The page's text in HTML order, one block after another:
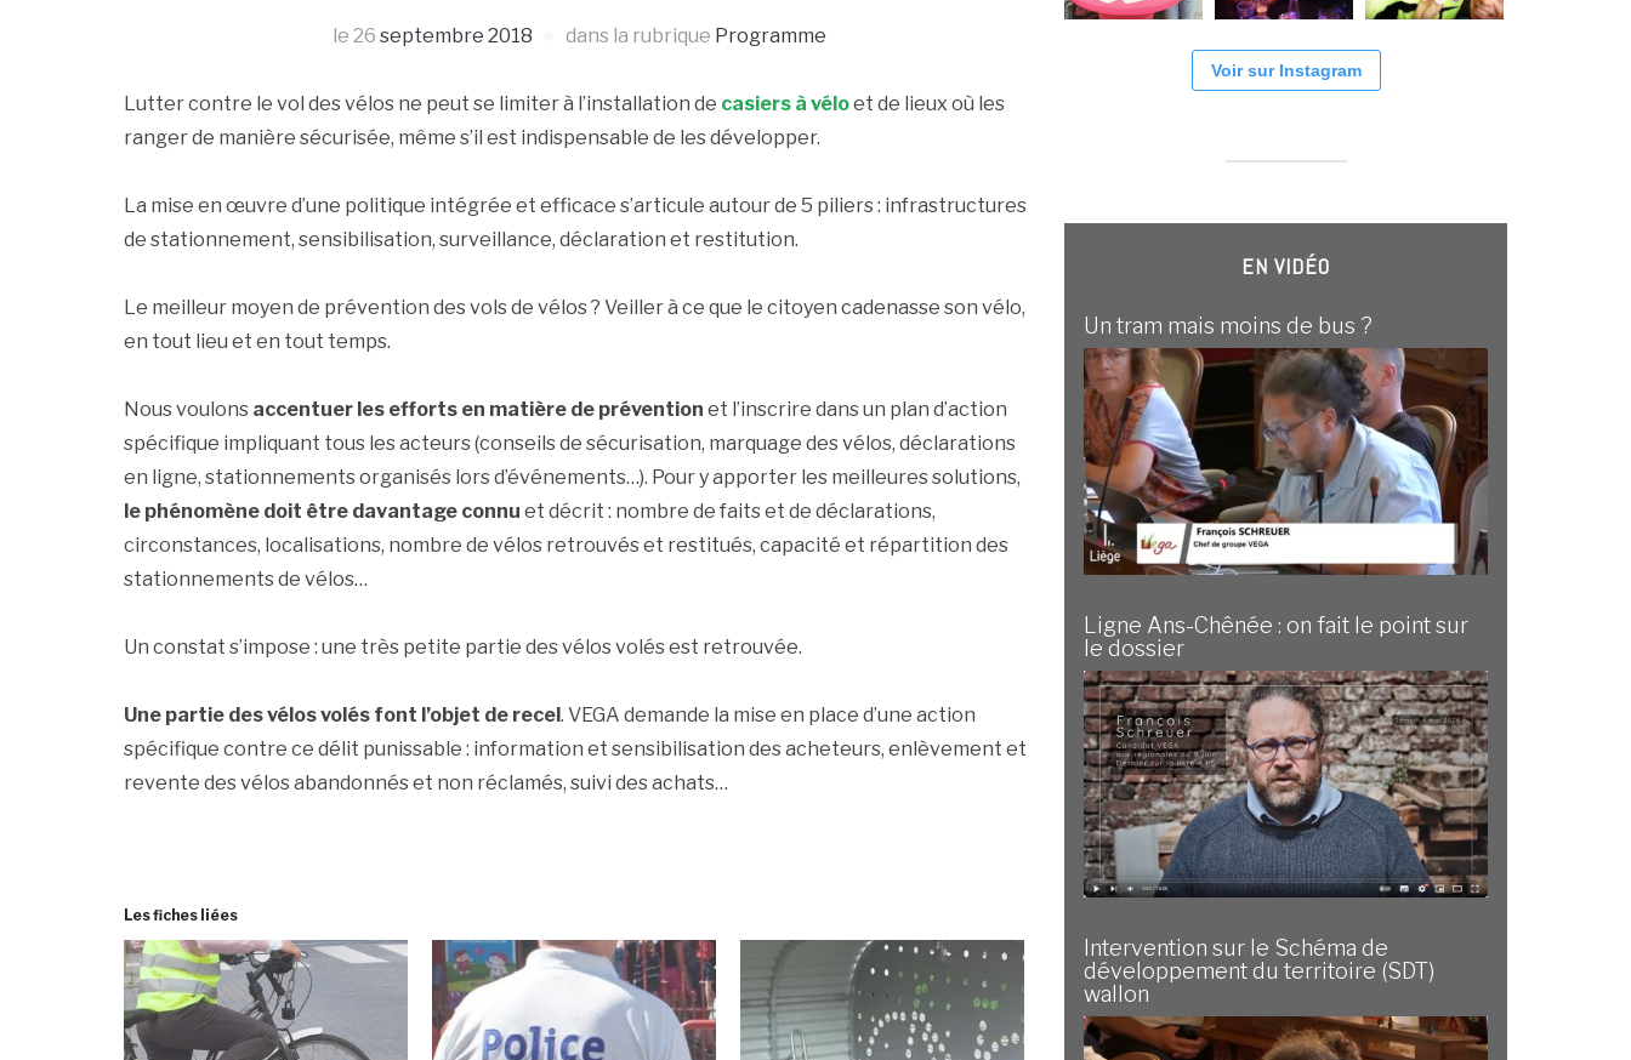
le 26 septembre 2018 dans la rubrique Programme
Lutter contre le vol des vélos ne peut se limiter à l’installation de casiers à véloet de lieux où les
ranger de manière sécurisée, même s’il est indispensable de les développer.
La mise en œuvre d’une politique intégrée et efficace s’articule autour de 5 piliers : infrastructures
de stationnement, sensibilisation, surveillance, déclaration et restitution.
Le meilleur moyen de prévention des vols de vélos ? Veiller à ce que le citoyen cadenasse son vélo,
en tout lieu et en tout temps.
Nous voulons accentuer les efforts en matière de prévention et l’inscrire dans un plan d’action
spécifique impliquant tous les acteurs (conseils de sécurisation, marquage des vélos, déclarations
en ligne, stationnements organisés lors d’événements…). Pour y apporter les meilleures solutions,
le phénomène doit être davantage connu et décrit : nombre de faits et de déclarations,
circonstances, localisations, nombre de vélos retrouvés et restitués, capacité et répartition des
stationnements de vélos…
Un constat s’impose : une très petite partie des vélos volés est retrouvée.
Une partie des vélos volés font l’objet de recel. VEGA demande la mise en place d’une action
spécifique contre ce délit punissable : information et sensibilisation des acheteurs, enlèvement et
revente des vélos abandonnés et non réclamés, suivi des achats…
Les fiches liées
Voir sur Instagram
EN VIDÉO
Un tram mais moins de bus ?
Ligne Ans-Chênée : on fait le point sur
le dossier
Intervention sur le Schéma de
développement du territoire (SDT)
wallon